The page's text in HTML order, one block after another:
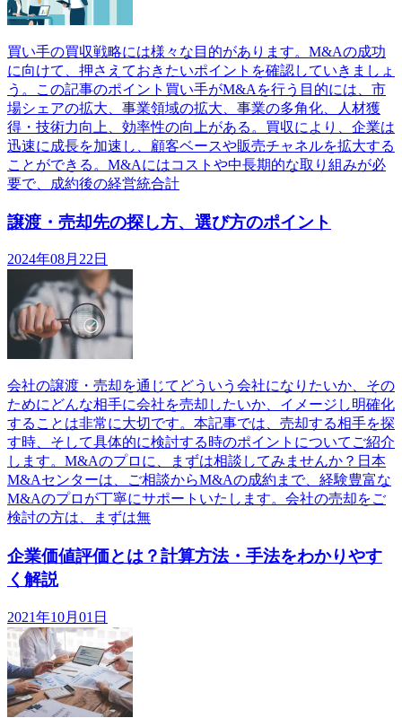
買い手の買収戦略には様々な目的があります。M&Aの成功
に向けて、押さえておきたいポイントを確認していきましょ
う。この記事のポイント買い手がM&Aを行う目的には、市
場シェアの拡大、事業領域の拡大、事業の多角化、人材獲
得・技術力向上、効率性の向上がある。買収により、企業は
迅速に成長を加速し、顧客ベースや販売チャネルを拡大する
ことができる。M&Aにはコストや中長期的な取り組みが必
要で、成約後の経営統合計
譲渡・売却先の探し方、選び方のポイント
2024年08月22日
会社の譲渡・売却を通じてどういう会社になりたいか、その
ためにどんな相手に会社を売却したいか、イメージし明確化
することは非常に大切です。本記事では、売却する相手を探
す時、そして具体的に検討する時のポイントについてご紹介
します。M&Aのプロに、まずは相談してみませんか？日本
M&Aセンターは、ご相談からM&Aの成約まで、経験豊富な
M&Aのプロが丁寧にサポートいたします。会社の売却をご
検討の方は、まずは無
企業価値評価とは？計算方法・手法をわかりやす
く解説
2021年10月01日